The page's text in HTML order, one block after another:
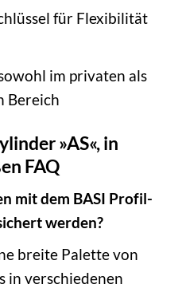
für Flexibilität
im privaten als
Bereich
»AS«, in
FAQ
mit dem BASI Profil-
werden?
breite Palette von
in verschiedenen